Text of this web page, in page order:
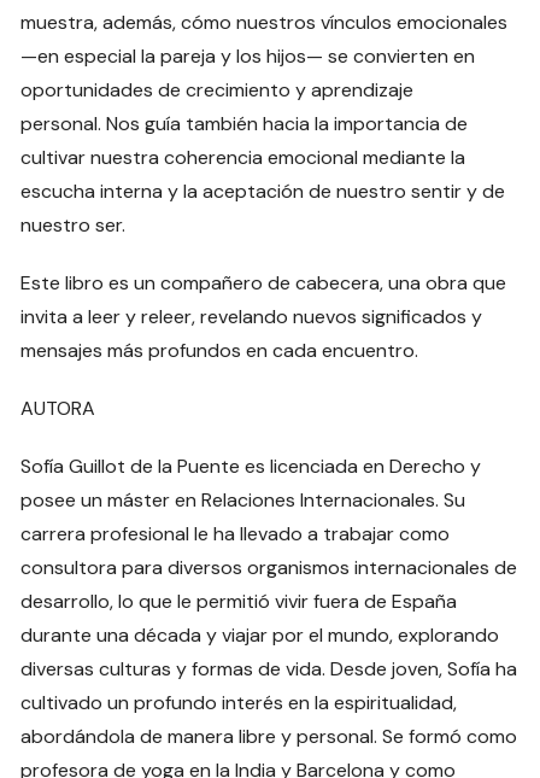
muestra, además, cómo nuestros vínculos emocionales
—en especial la pareja y los hijos— se convierten en
oportunidades de crecimiento y aprendizaje
personal. Nos guía también hacia la importancia de
cultivar nuestra coherencia emocional mediante la
escucha interna y la aceptación de nuestro sentir y de
nuestro ser.
Este libro es un compañero de cabecera, una obra que
invita a leer y releer, revelando nuevos significados y
mensajes más profundos en cada encuentro.
AUTORA
Sofía Guillot de la Puente es licenciada en Derecho y
posee un máster en Relaciones Internacionales. Su
carrera profesional le ha llevado a trabajar como
consultora para diversos organismos internacionales de
desarrollo, lo que le permitió vivir fuera de España
durante una década y viajar por el mundo, explorando
diversas culturas y formas de vida. Desde joven, Sofía ha
cultivado un profundo interés en la espiritualidad,
abordándola de manera libre y personal. Se formó como
profesora de yoga en la India y Barcelona y como